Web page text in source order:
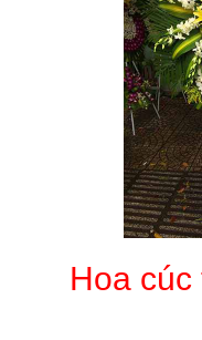
Hoa cúc